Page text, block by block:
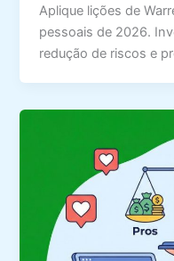
Aplique lições de
pessoais de 2026.
redução de riscos e